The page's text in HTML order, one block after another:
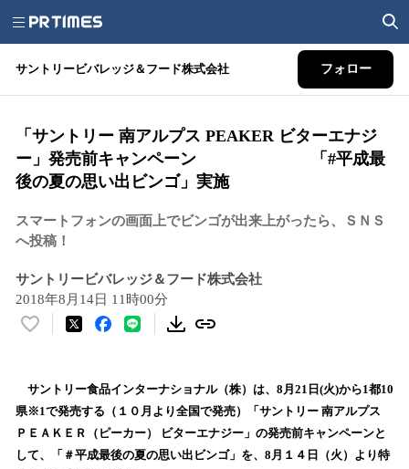
サントリービバレッジ＆フード株式会社 フォロー
「サントリー 南アルプス PEAKER ビターエナジ
ー」発売前キャンペーン 「#平成最
後の夏の思い出ビンゴ」実施
スマートフォンの画面上でビンゴが出来上がったら、ＳＮＳ
へ投稿！
サントリービバレッジ＆フード株式会社
2018年8月14日 11時00分
い
！
数
を
読
サントリー食品インターナショナル（株）は、8月21日(火)から1都10
県※1で発売する（１０月より全国で発売）「サントリー 南アルプス
ＰＥＡＫＥＲ（ピーカー） ビターエナジー」の発売前キャンペーンと
して、「＃平成最後の夏の思い出ビンゴ」を、8月１４日（火）より特